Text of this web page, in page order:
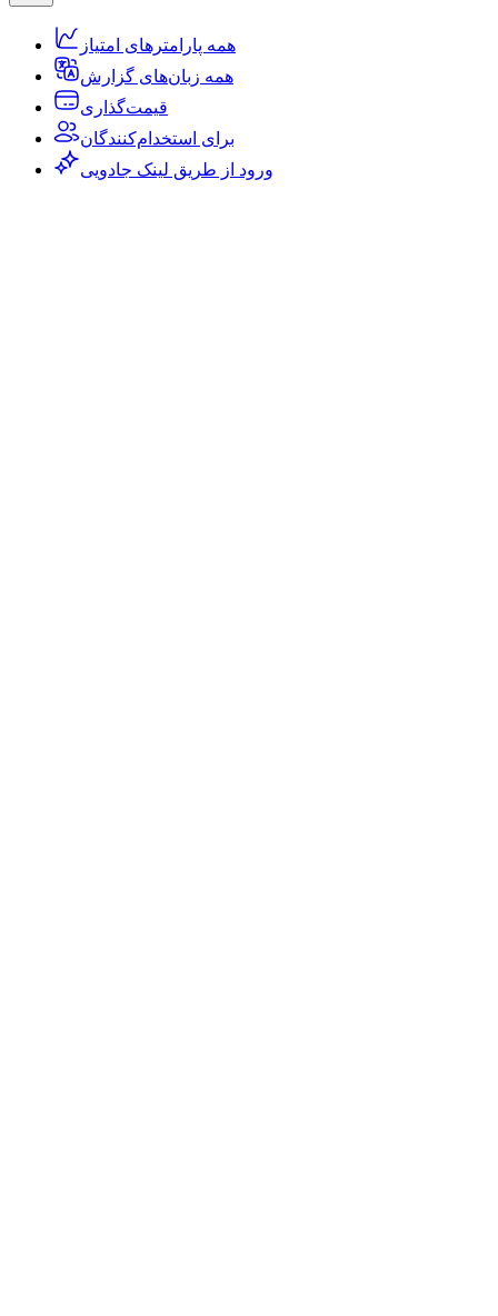
همه پارامترهای امتیاز
همه زبان‌های گزارش
قیمت‌گذاری
برای استخدام‌کنندگان
ورود از طریق لینک جادویی